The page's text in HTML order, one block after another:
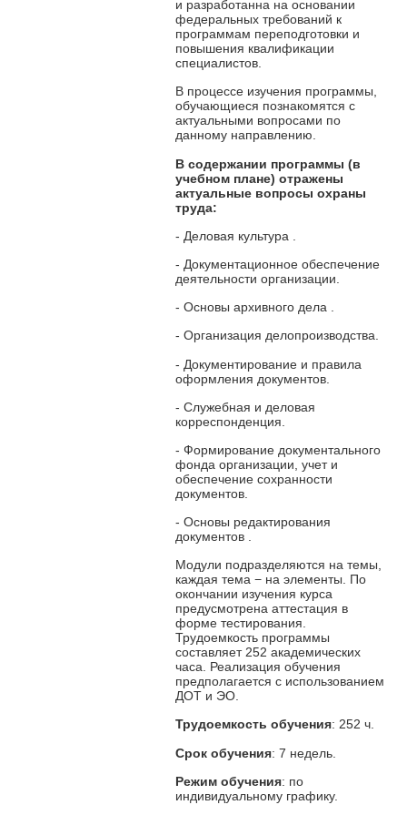
и разработанна на основании
федеральных требований к
программам переподготовки и
повышения квалификации
специалистов.
В процессе изучения программы,
обучающиеся познакомятся с
актуальными вопросами по
данному направлению.
В содержании программы (в
учебном плане) отражены
актуальные вопросы охраны
труда:
- Деловая культура
- Документационное обеспечение
деятельности организации.
- Основы архивного дела
- Организация делопроизводства.
- Документирование и правила
оформления документов.
- Служебная и деловая
корреспонденция.
- Формирование документального
фонда организации, учет и
обеспечение сохранности
документов.
- Основы редактирования
документов
Модули подразделяются на темы,
каждая тема − на элементы. По
окончании изучения курса
предусмотрена аттестация в
форме тестирования.
Трудоемкость программы
составляет 252 академических
часа. Реализация обучения
предполагается с использованием
ДОТ и ЭО.
Трудоемкость обучения: 252 ч.
Срок обучения: 7 недель.
Режим обучения: по
индивидуальному графику.